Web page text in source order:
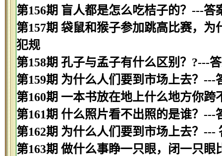
第156期 盲人都是怎么吃桔子的？---答
第157期 袋鼠和猴子参加跳高比赛，
犯规
第158期 孔子与孟子有什么区别？?---
第159期 为什么人们要到市场上去？---
第160期 一本书放在地上什么地方你
第161期 什么照片看不出照的是谁？---
第162期 为什么人们要到市场上去？---
第163期 做什么事睁一只眼，闭一只眼